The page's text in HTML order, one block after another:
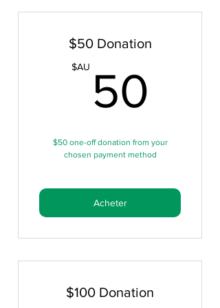
$50 Donation
$AU 50
$50 one-off donation from your
chosen payment method
Acheter
$100 Donation